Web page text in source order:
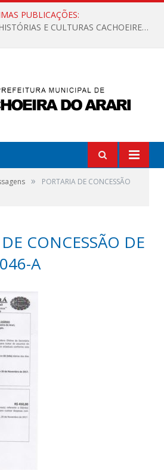
PUBLICAÇÕES:
A VALORIZAÇÃO DAS HISTÓRIAS E CULTURAS CACHOEIRENSES
»
PORTARIA DE CONCESSÃO
CONCESSÃO DE
A